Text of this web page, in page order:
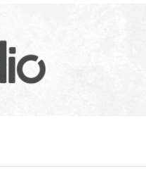
DE VÍNCULOS